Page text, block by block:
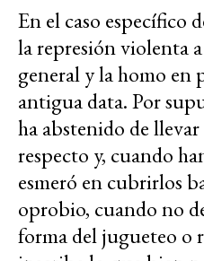
En el caso específico
la represión violenta
general y la homo en
antigua data. Por
ha abstenido de
respecto y, cuando
esmeró en cubrirlos
oprobio, cuando no
forma del jugueteo o